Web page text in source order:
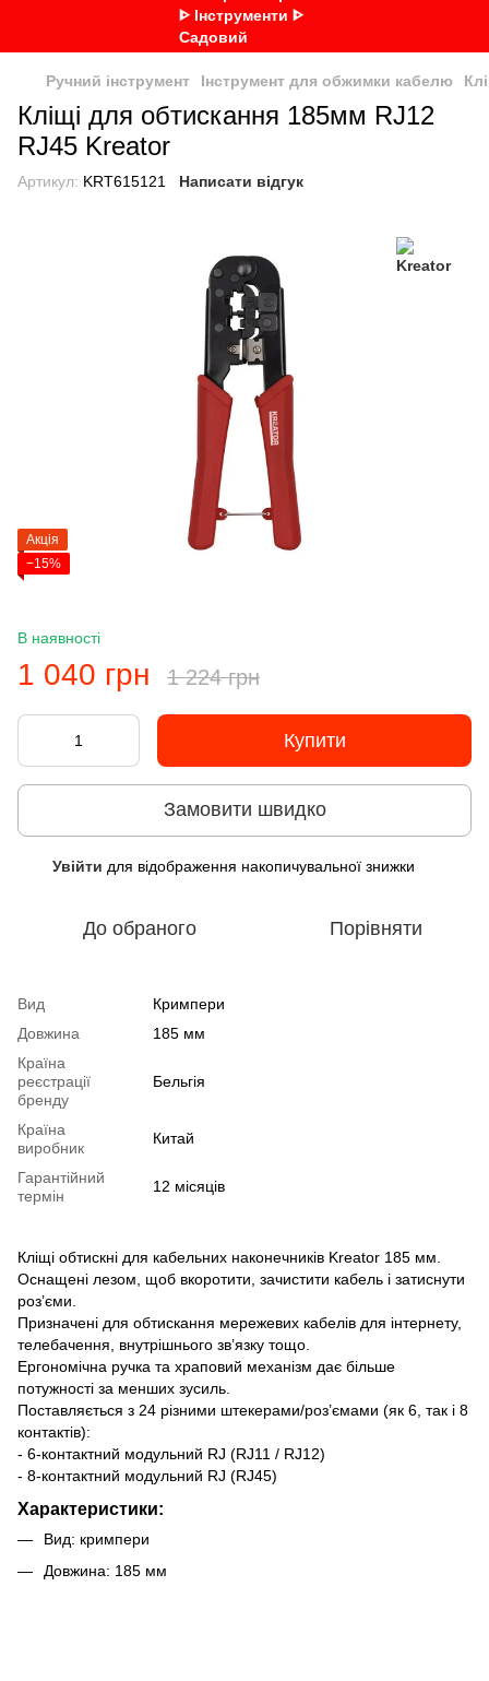
Ручний інструмент Інструмент для обжимки кабелю
Кліщі для обтискання 185мм RJ12
RJ45 Kreator
Артикул: KRT615121 Написати відгук
Акція
−15%
В наявності
1 040 грн 1 224 грн
Купити
Замовити швидко
Увійти для відображення накопичувальної знижки
До обраного Порівняти
Вид
Кримпери
Довжина
185 мм
Країна
реєстрації
бренду
Бельгія
Країна
виробник
Китай
Гарантійний
термін
12 місяців
Кліщі обтискні для кабельних наконечників Kreator 185 мм.
Оснащені лезом, щоб вкоротити, зачистити кабель і затиснути
роз’єми.
Призначені для обтискання мережевих кабелів для інтернету,
телебачення, внутрішнього зв’язку тощо.
Ергономічна ручка та храповий механізм дає більше
потужності за менших зусиль.
Поставляється з 24 різними штекерами/роз’ємами (як 6, так і 8
контактів):
- 6-контактний модульний RJ (RJ11 / RJ12)
- 8-контактний модульний RJ (RJ45)
Характеристики:
Вид: кримпери
Довжина: 185 мм